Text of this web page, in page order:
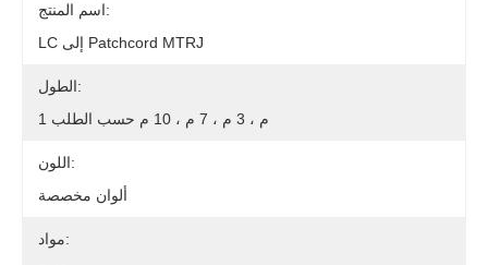
اسم المنتج:
LC إلى Patchcord MTRJ
الطول:
1 م ، 3 م ، 7 م ، 10 م حسب الطلب
اللون:
ألوان مخصصة
مواد: